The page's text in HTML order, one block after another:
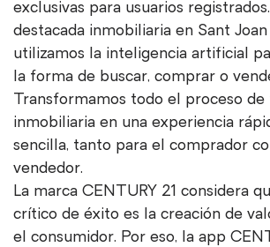
exclusivas para usuarios
destacada inmobiliaria en Sant
utilizamos la inteligencia artificial
la forma de buscar, comprar o
Transformamos todo el proceso de
inmobiliaria en una experiencia
sencilla, tanto para el comprador
vendedor.
La marca CENTURY 21 considera
crítico de éxito es la creación de
el consumidor. Por eso, la app